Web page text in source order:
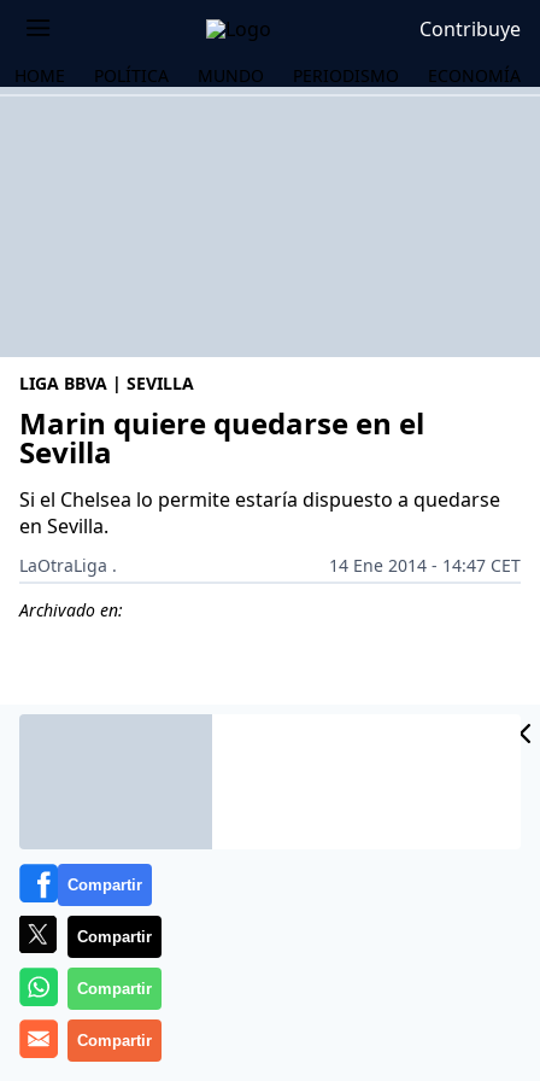
Contribuye
HOME POLÍTICA MUNDO PERIODISMO ECONOMÍA
LIGA BBVA | SEVILLA
Marin quiere quedarse en el
Sevilla
Si el Chelsea lo permite estaría dispuesto a quedarse
en Sevilla.
LaOtraLiga .
14 Ene 2014 - 14:47 CET
Archivado en:
Más información
Compartir
Compartir
Compartir
Compartir